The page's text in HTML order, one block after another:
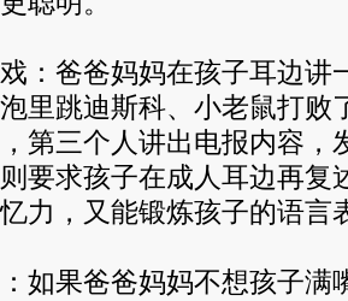
爸爸妈妈在孩子耳边讲
里跳迪斯科、小老鼠打败
第三个人讲出电报内容，
要求孩子在成人耳边再复
力，又能锻炼孩子的语言
果爸爸妈妈不想孩子满